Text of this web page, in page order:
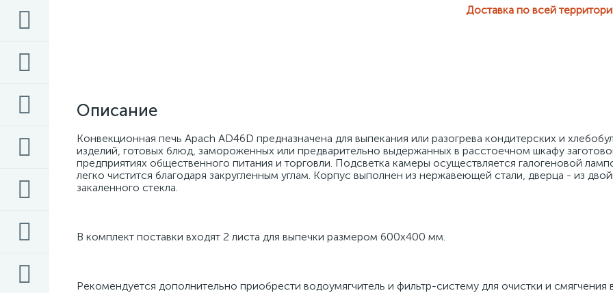
Доставка по всей
Описание
Конвекционная печь Apach AD46D предназначена для выпекания или разогрева кондитерских и
изделий, готовых блюд, замороженных или предварительно выдержанных в расстоечном шкафу
предприятиях общественного питания и торговли. Подсветка камеры осуществляется галогеновой
легко чистится благодаря закругленным углам. Корпус выполнен из нержавеющей стали, дверца - из
закаленного стекла.
В комплект поставки входят 2 листа для выпечки размером 600х400 мм.
Рекомендуется дополнительно приобрести водоумягчитель и фильтр-систему для очистки и смягчения